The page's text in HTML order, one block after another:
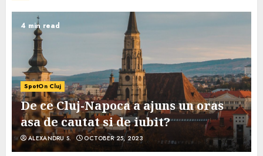
4 min read
SpotOn Cluj
De ce Cluj-Napoca a ajuns un oras
asa de cautat si de iubit?
ALEXANDRU S. OCTOBER 25, 2023